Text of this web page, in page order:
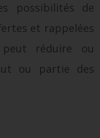
possibilités de
et rappelées
réduire ou
ou partie des